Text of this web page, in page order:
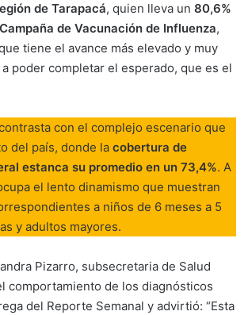
de Tarapacá, quien lleva un 80,6%
de Vacunación de Influenza,
tiene el avance más elevado y muy
poder completar el esperado, que es el
con el complejo escenario que
del país, donde la cobertura de
estanca su promedio en un 73,4%. A
el lento dinamismo que muestran
a niños de 6 meses a 5
y adultos mayores.
Pizarro, subsecretaria de Salud
comportamiento de los diagnósticos
del Reporte Semanal y advirtió: “Esta